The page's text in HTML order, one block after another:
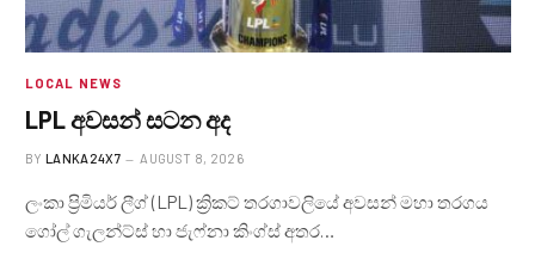
LOCAL NEWS
LPL අවසන් සටන අද
BY LANKA24X7 AUGUST 8, 2026
ලංකා ප්‍රිමියර් ලීග් (LPL) ක්‍රිකට් තරගාවලියේ අවසන් මහා තරගය
ගෝල් ගැලන්ට්ස් හා ජැෆ්නා කිංග්ස් අතර…